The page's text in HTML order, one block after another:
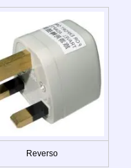
Reverso